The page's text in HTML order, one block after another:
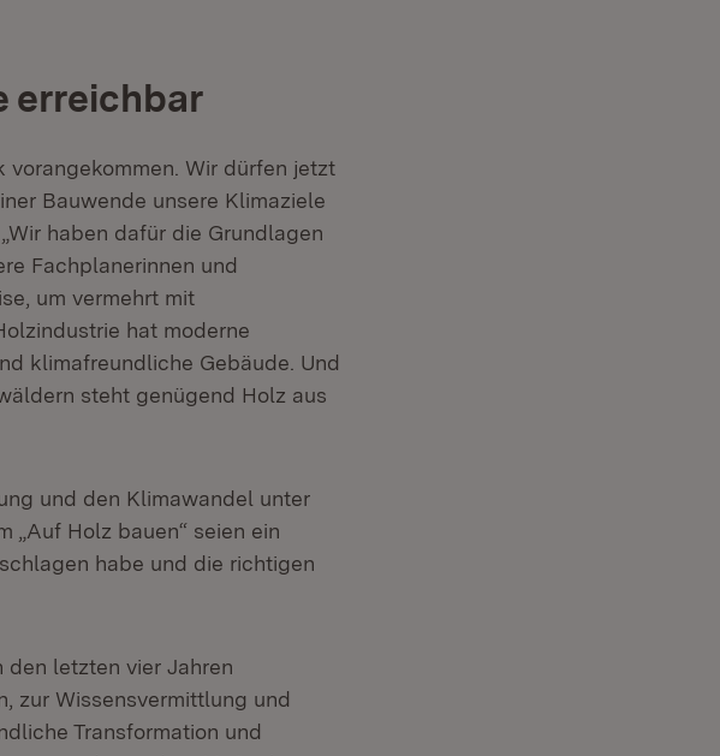
erreichbar
vorangekommen. Wir dürfen jetzt
Bauwende unsere Klimaziele
haben dafür die Grundlagen
Fachplanerinnen und
um vermehrt mit
hat moderne
klimafreundliche Gebäude. Und
steht genügend Holz aus
und den Klimawandel unter
„Auf Holz bauen“ seien ein
habe und die richtigen
letzten vier Jahren
zur Wissensvermittlung und
Transformation und